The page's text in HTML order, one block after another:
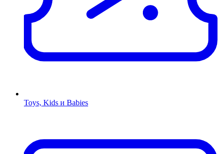
Toys, Kids и Babies